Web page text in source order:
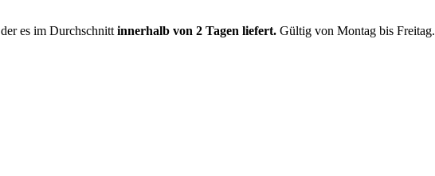
der es im Durchschnitt innerhalb von 2 Tagen liefert. Gültig von Montag bis Freitag.